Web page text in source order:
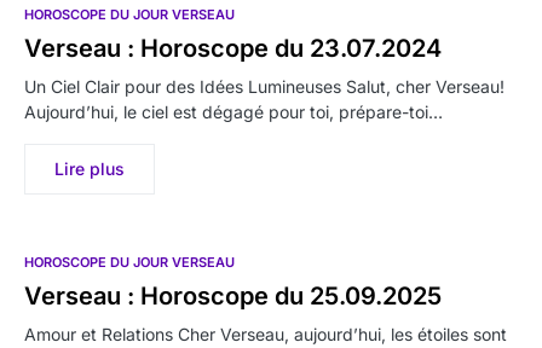
HOROSCOPE DU JOUR VERSEAU
Verseau : Horoscope du 23.07.2024
Un Ciel Clair pour des Idées Lumineuses Salut, cher Verseau!
Aujourd’hui, le ciel est dégagé pour toi, prépare-toi…
Lire plus
HOROSCOPE DU JOUR VERSEAU
Verseau : Horoscope du 25.09.2025
Amour et Relations Cher Verseau, aujourd’hui, les étoiles sont